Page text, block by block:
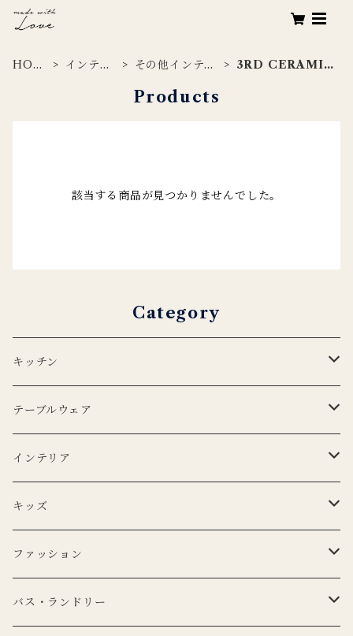
HOM
インテリ
その他インテリ
3RD CERAMIC
Products
該当する商品が見つかりませんでした。
Category
キッチン
エプロン
Lino e Lina
BERTOZZI
キッチンクロス
Lino e Lina
BERTOZZI
テーブルウェア
プレート
CARRON
3RD CERAMICS
ボウル
CARRON
KANEKO KOHYO POTTERY
マグカップ
CARRON
グラス
インテリア
ポータブルランプ
マイクロシリーズ
クラシックシリーズ
LEDキャンドル
LEDキャンドル
キャンドルホルダー
キッズ
ぬいぐるみ
ピロー
ファッション
トートバッグ
バス・ランドリー